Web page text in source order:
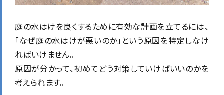
庭の水はけを良くするために有効な計画を立てるには、
「なぜ庭の水はけが悪いのか」という原因を特定しなけ
ればいけません。
原因が分かって、初めてどう対策していけばいいのかを
考えられます。